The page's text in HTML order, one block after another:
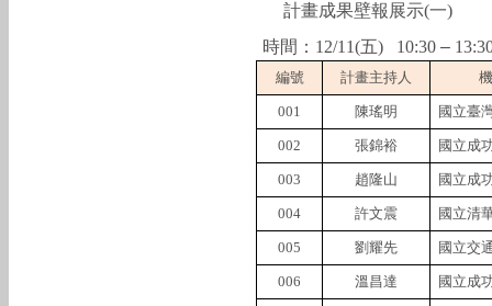
計畫成果壁報展示(一)
時間： 12/11(五) 10:30–
編號 計畫主持人
001 陳瑤明 國立臺
002 張錦裕 國立成
003 趙隆山 國立成
004 許文震 國立清
005 劉耀先 國立交
006 溫昌達 國立成